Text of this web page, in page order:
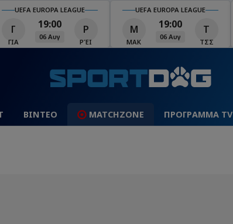
UEFA EUROPA LEAGUE
Γ
ΓΙΑ
19:00
06 Αυγ
Ρ
ΡΈΙ
UEFA EUROPA LEAGUE
Μ
ΜΑΚ
19:00
06 Αυγ
Τ
ΤΣΣ
ΒΙΝΤΕΟ MATCHZONE ΠΡΟΓΡΑΜΜΑ TV